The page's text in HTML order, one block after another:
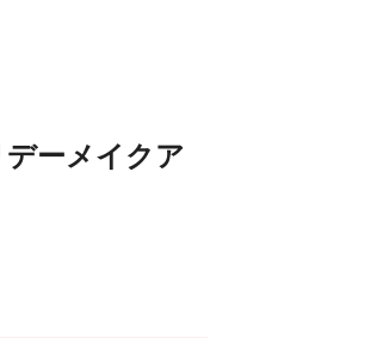
ーメイクア